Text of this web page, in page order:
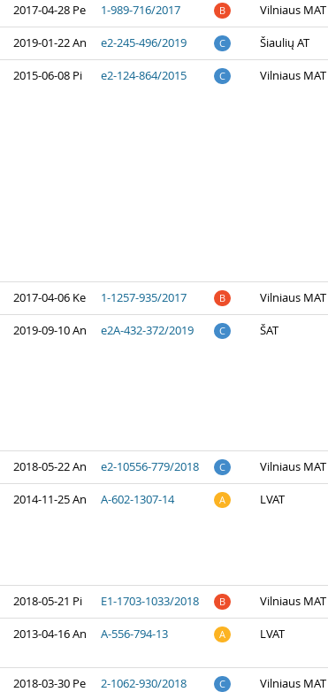
2017-04-28 Pe 1-989-716/2017 B Vilniaus MAT
2019-01-22 An e2-245-496/2019 C Šiaulių AT
2015-06-08 Pi e2-124-864/2015 C Vilniaus MAT
2017-04-06 Ke 1-1257-935/2017 B Vilniaus MAT
2019-09-10 An e2A-432-372/2019 C ŠAT
2018-05-22 An e2-10556-779/2018 C Vilniaus MAT
2014-11-25 An A-602-1307-14 A LVAT
2018-05-21 Pi E1-1703-1033/2018 B Vilniaus MAT
2013-04-16 An A-556-794-13 A LVAT
2018-03-30 Pe 2-1062-930/2018 C Vilniaus MAT